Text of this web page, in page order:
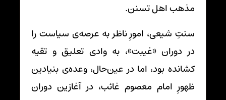
مذهب اهل تسنن.
سنتِ شیعی، امورِ ناظر به عرصه‌ی سیاست را
در دوران «غیبت»، به وادی تعلیق و تقیه
کشانده بود، اما در عین‌حال، وعده‌ی بنیادین
ظهورِ امام معصوم غائب، در آغازین دوران